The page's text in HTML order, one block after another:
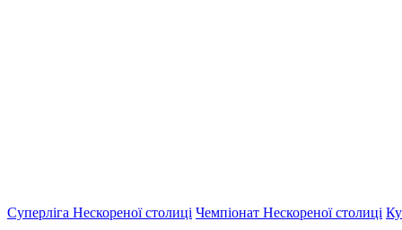
Суперліга Нескореної столиці Чемпіонат Нескореної столиці